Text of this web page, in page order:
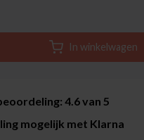
In winkelwagen
4.6 van 5
mogelijk met Klarna